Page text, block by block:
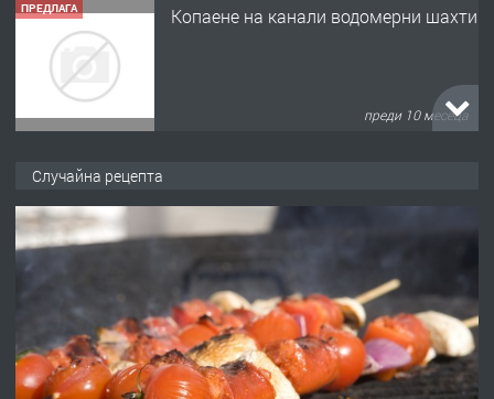
ПРЕДЛАГА Копаене на канали водомерни шахти
преди 10 месеца
ПРЕДЛАГА
Отпушване на канали тоалетни
вертикални щрангове
Случайна рецепта